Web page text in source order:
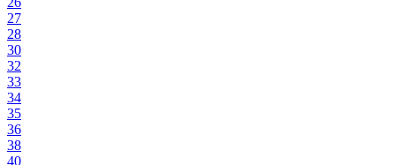
27
28
30
32
33
34
35
36
38
40